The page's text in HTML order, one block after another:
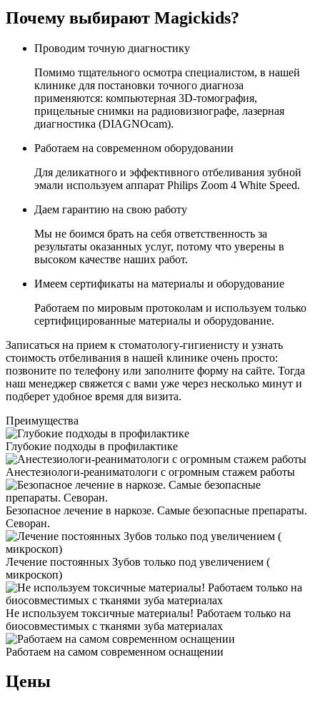
Почему выбирают Magickids?
Проводим точную диагностику
Помимо тщательного осмотра специалистом, в нашей
клинике для постановки точного диагноза
применяются: компьютерная 3D-томография,
прицельные снимки на радиовизиографе, лазерная
диагностика (DIAGNOcam).
Работаем на современном оборудовании
Для деликатного и эффективного отбеливания зубной
эмали используем аппарат Philips Zoom 4 White Speed.
Даем гарантию на свою работу
Мы не боимся брать на себя ответственность за
результаты оказанных услуг, потому что уверены в
высоком качестве наших работ.
Имеем сертификаты на материалы и оборудование
Работаем по мировым протоколам и используем только
сертифицированные материалы и оборудование.
Записаться на прием к стоматологу-гигиенисту и узнать
стоимость отбеливания в нашей клинике очень просто:
позвоните по телефону или заполните форму на сайте. Тогда
наш менеджер свяжется с вами уже через несколько минут и
подберет удобное время для визита.
Преимущества
Глубокие подходы в профилактике
Анестезиологи-реаниматологи с огромным стажем работы
Безопасное лечение в наркозе. Самые безопасные препараты.
Севоран.
Лечение постоянных Зубов только под увеличением (
микроскоп)
Не используем токсичные материалы! Работаем только на
биосовместимых с тканями зуба материалах
Работаем на самом современном оснащении
Цены